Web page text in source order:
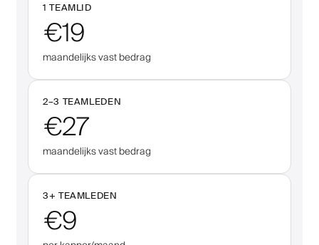
1 TEAMLID
€19
maandelijks vast bedrag
2–3 TEAMLEDEN
€27
maandelijks vast bedrag
3+ TEAMLEDEN
€9